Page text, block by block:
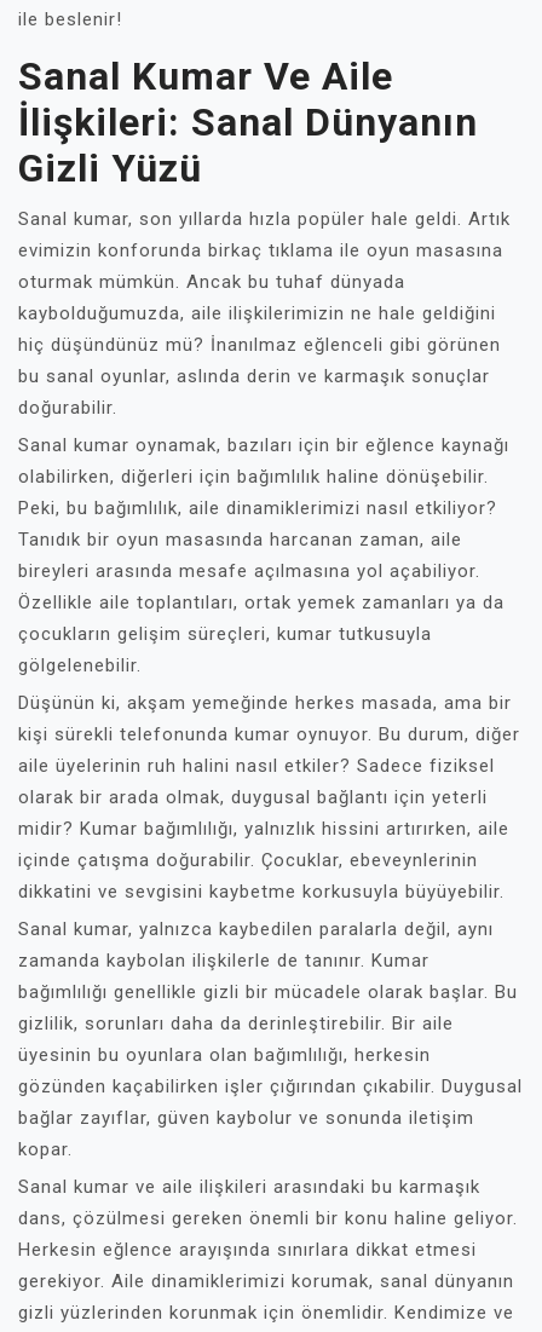
ile beslenir!
Sanal Kumar Ve Aile
İlişkileri: Sanal Dünyanın
Gizli Yüzü
Sanal kumar, son yıllarda hızla popüler hale geldi. Artık
evimizin konforunda birkaç tıklama ile oyun masasına
oturmak mümkün. Ancak bu tuhaf dünyada
kaybolduğumuzda, aile ilişkilerimizin ne hale geldiğini
hiç düşündünüz mü? İnanılmaz eğlenceli gibi görünen
bu sanal oyunlar, aslında derin ve karmaşık sonuçlar
doğurabilir.
Sanal kumar oynamak, bazıları için bir eğlence kaynağı
olabilirken, diğerleri için bağımlılık haline dönüşebilir.
Peki, bu bağımlılık, aile dinamiklerimizi nasıl etkiliyor?
Tanıdık bir oyun masasında harcanan zaman, aile
bireyleri arasında mesafe açılmasına yol açabiliyor.
Özellikle aile toplantıları, ortak yemek zamanları ya da
çocukların gelişim süreçleri, kumar tutkusuyla
gölgelenebilir.
Düşünün ki, akşam yemeğinde herkes masada, ama bir
kişi sürekli telefonunda kumar oynuyor. Bu durum, diğer
aile üyelerinin ruh halini nasıl etkiler? Sadece fiziksel
olarak bir arada olmak, duygusal bağlantı için yeterli
midir? Kumar bağımlılığı, yalnızlık hissini artırırken, aile
içinde çatışma doğurabilir. Çocuklar, ebeveynlerinin
dikkatini ve sevgisini kaybetme korkusuyla büyüyebilir.
Sanal kumar, yalnızca kaybedilen paralarla değil, aynı
zamanda kaybolan ilişkilerle de tanınır. Kumar
bağımlılığı genellikle gizli bir mücadele olarak başlar. Bu
gizlilik, sorunları daha da derinleştirebilir. Bir aile
üyesinin bu oyunlara olan bağımlılığı, herkesin
gözünden kaçabilirken işler çığırından çıkabilir. Duygusal
bağlar zayıflar, güven kaybolur ve sonunda iletişim
kopar.
Sanal kumar ve aile ilişkileri arasındaki bu karmaşık
dans, çözülmesi gereken önemli bir konu haline geliyor.
Herkesin eğlence arayışında sınırlara dikkat etmesi
gerekiyor. Aile dinamiklerimizi korumak, sanal dünyanın
gizli yüzlerinden korunmak için önemlidir. Kendimize ve